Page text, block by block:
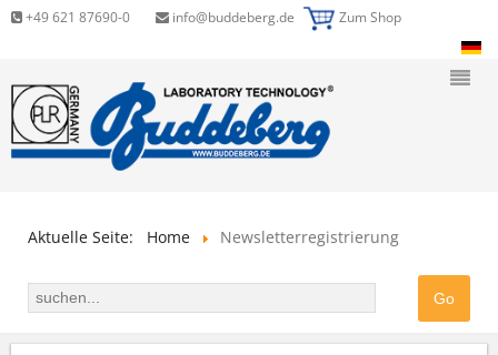
+49 621 87690-0 info@buddeberg.de Zum Shop
Aktuelle Seite: Home Newsletterregistrierung